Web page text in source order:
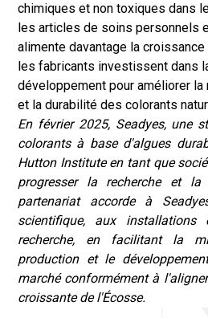
chimiques et non toxiques dans
les articles de soins personnels
alimente davantage la croissance
les fabricants investissent dans
développement pour améliorer
et la durabilité des colorants
En février 2025, Seadyes, une
colorants à base d'algues
Hutton Institute en tant que
progresser la recherche et la
partenariat accorde à
scientifique, aux
recherche, en facilitant la
production et le
marché conformément à
croissante de l'Écosse.